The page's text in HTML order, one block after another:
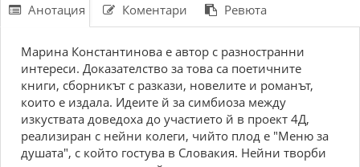
Анотация Коментари Ревюта
Марина Константинова е автор с разностранни
интереси. Доказателство за това са поетичните
книги, сборникът с разкази, новелите и романът,
които е издала. Идеите й за симбиоза между
изкуствата доведоха до участието й в проект 4Д,
реализиран с нейни колеги, чийто плод е "Меню за
душата", с който гостува в Словакия. Нейни творби